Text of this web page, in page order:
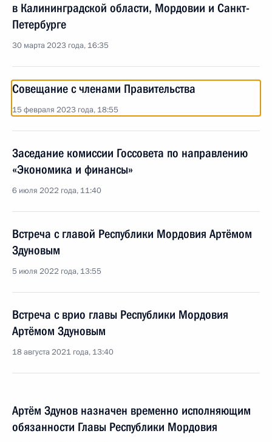
в Калининградской области, Мордовии и Санкт-
Петербурге
30 марта 2023 года, 16:35
Совещание с членами Правительства
15 февраля 2023 года, 18:55
Заседание комиссии Госсовета по направлению
«Экономика и финансы»
6 июля 2022 года, 11:40
Встреча с главой Республики Мордовия Артёмом
Здуновым
5 июля 2022 года, 13:55
Встреча с врио главы Республики Мордовия
Артёмом Здуновым
18 августа 2021 года, 13:40
Артём Здунов назначен временно исполняющим
обязанности Главы Республики Мордовия